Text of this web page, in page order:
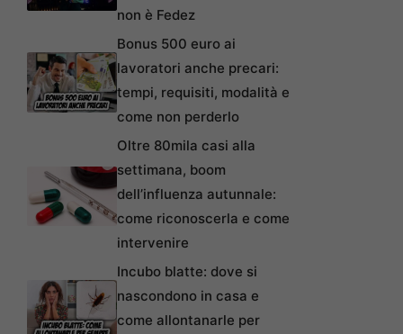
non è Fedez
Bonus 500 euro ai
lavoratori anche precari:
tempi, requisiti, modalità e
come non perderlo
Oltre 80mila casi alla
settimana, boom
dell’influenza autunnale:
come riconoscerla e come
intervenire
Incubo blatte: dove si
nascondono in casa e
come allontanarle per